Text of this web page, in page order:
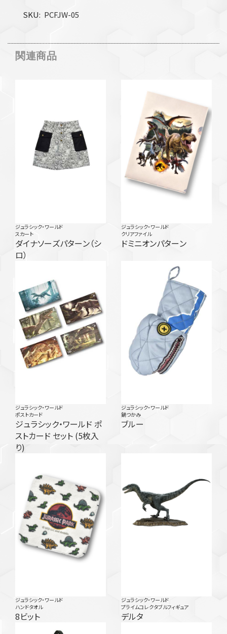
SKU
PCFJW-05
関連商品
ジュラシック・ワールド
スカート
ダイナソーズパターン（シ
ロ）
ジュラシック・ワールド
クリアファイル
ドミニオンパターン
ジュラシック・ワールド
ポストカード
ジュラシック・ワールド ポ
ストカード セット (5枚入
り)
ジュラシック・ワールド
鍋つかみ
ブルー
ジュラシック・ワールド
ハンドタオル
8ビット
ジュラシック・ワールド
プライムコレクタブルフィギュア
デルタ